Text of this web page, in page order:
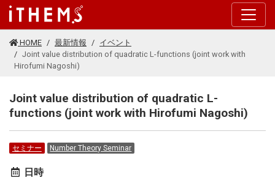
このページの本文に移動する
HOME 最新情報
イベント
Joint value distribution of quadratic L-functions (joint work with
Hirofumi Nagoshi)
Joint value distribution of quadratic L-
functions (joint work with Hirofumi Nagoshi)
セミナー Number Theory Seminar
日時